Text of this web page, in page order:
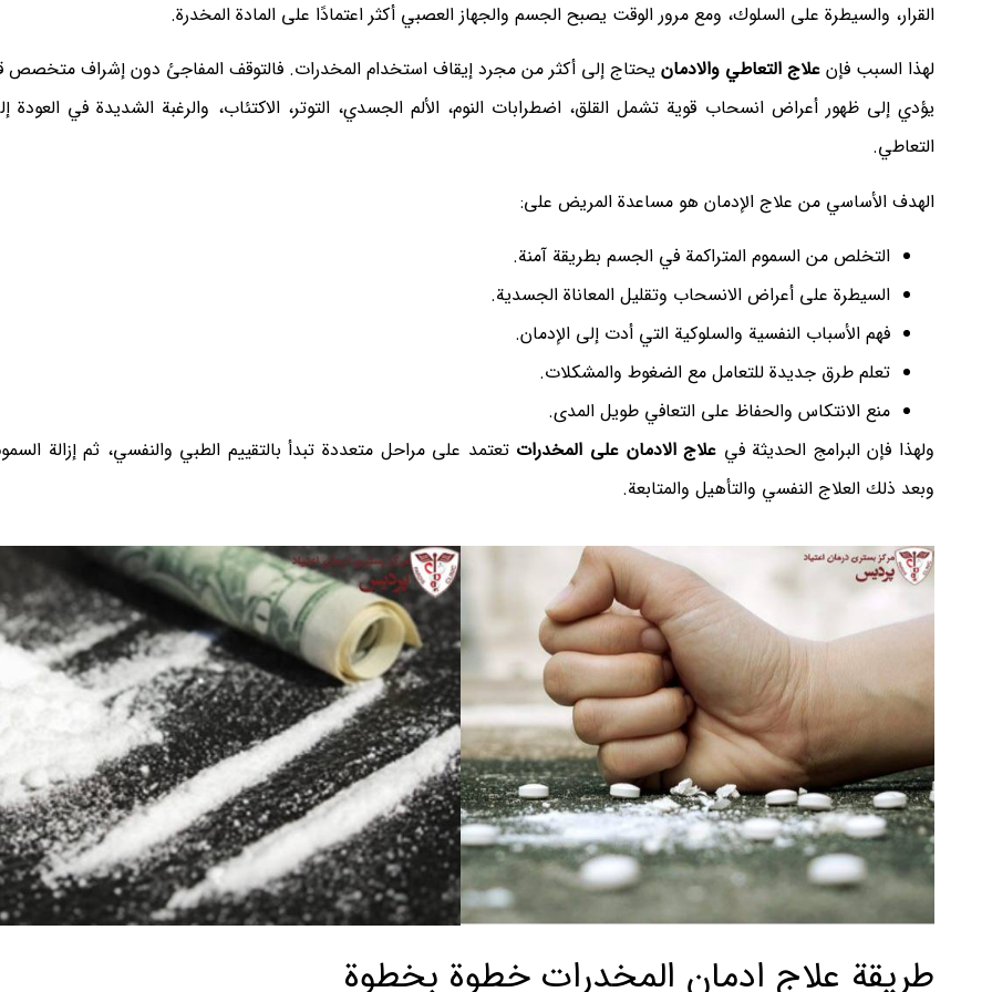
القرار، والسيطرة على السلوك، ومع مرور الوقت يصبح الجسم والجهاز العصبي أكثر اعتمادًا على المادة المخدرة.
لهذا السبب فإن علاج التعاطي والادمان يحتاج إلى أكثر من مجرد إيقاف استخدام المخدرات. فالتوقف المفاجئ دون إشراف متخصص
يؤدي إلى ظهور أعراض انسحاب قوية تشمل القلق، اضطرابات النوم، الألم الجسدي، التوتر، الاكتئاب، والرغبة الشديدة في العودة
التعاطي.
الهدف الأساسي من علاج الإدمان هو مساعدة المريض على:
التخلص من السموم المتراكمة في الجسم بطريقة آمنة.
السيطرة على أعراض الانسحاب وتقليل المعاناة الجسدية.
فهم الأسباب النفسية والسلوكية التي أدت إلى الإدمان.
تعلم طرق جديدة للتعامل مع الضغوط والمشكلات.
منع الانتكاس والحفاظ على التعافي طويل المدى.
ولهذا فإن البرامج الحديثة في علاج الادمان على المخدرات تعتمد على مراحل متعددة تبدأ بالتقييم الطبي والنفسي، ثم إزالة
وبعد ذلك العلاج النفسي والتأهيل والمتابعة.
طريقة علاج ادمان المخدرات خطوة بخطوة